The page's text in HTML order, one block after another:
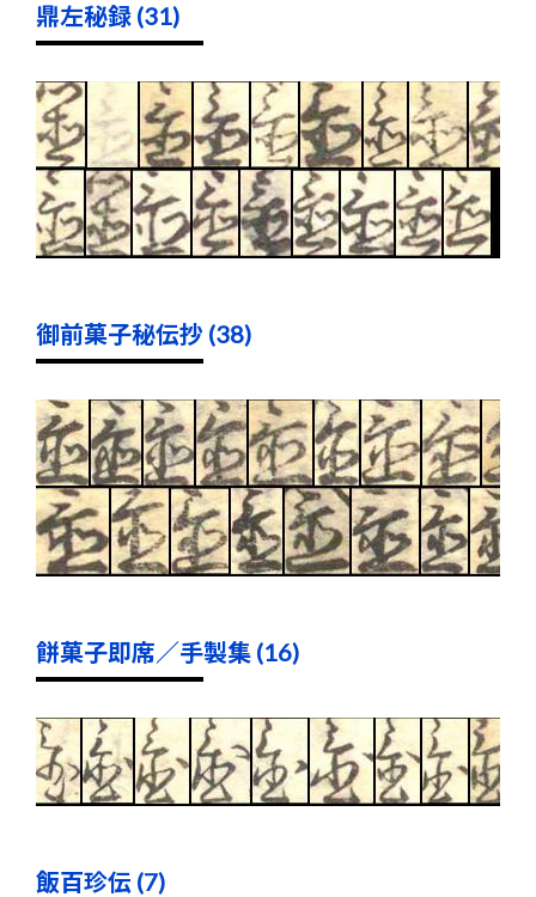
鼎左秘録 (31)
御前菓子秘伝抄 (38)
餅菓子即席／手製集 (16)
飯百珍伝 (7)